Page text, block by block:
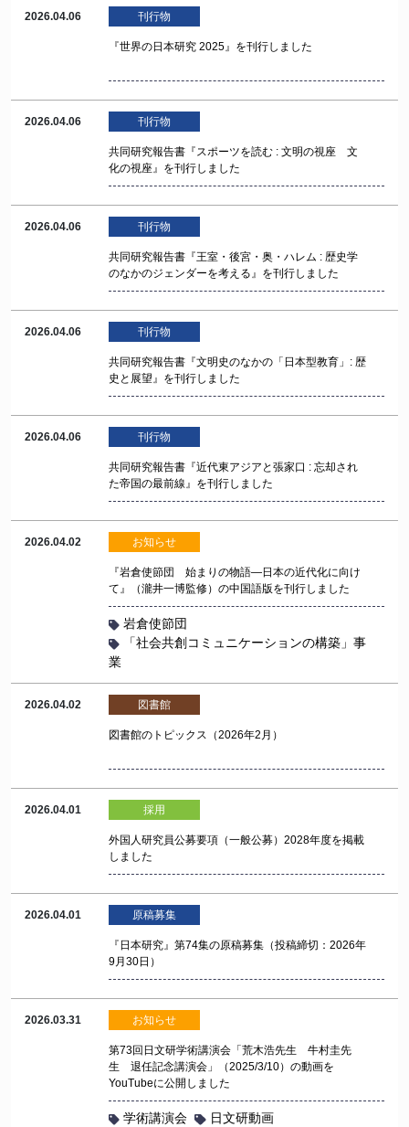
2026.04.06 刊行物
『世界の日本研究 2025』を刊行しました
2026.04.06 刊行物
共同研究報告書『スポーツを読む : 文明の視座 文
化の視座』を刊行しました
2026.04.06 刊行物
共同研究報告書『王室・後宮・奥・ハレム : 歴史学
のなかのジェンダーを考える』を刊行しました
2026.04.06 刊行物
共同研究報告書『文明史のなかの「日本型教育」: 歴
史と展望』を刊行しました
2026.04.06 刊行物
共同研究報告書『近代東アジアと張家口 : 忘却され
た帝国の最前線』を刊行しました
2026.04.02 お知らせ
『岩倉使節団 始まりの物語―日本の近代化に向け
て』（瀧井一博監修）の中国語版を刊行しました
岩倉使節団
「社会共創コミュニケーションの構築」事
業
2026.04.02 図書館
図書館のトピックス（2026年2月）
2026.04.01 採用
外国人研究員公募要項（一般公募）2028年度を掲載
しました
2026.04.01 原稿募集
『日本研究』第74集の原稿募集（投稿締切：2026年
9月30日）
2026.03.31 お知らせ
第73回日文研学術講演会「荒木浩先生 牛村圭先
生 退任記念講演会」（2025/3/10）の動画を
YouTubeに公開しました
学術講演会 日文研動画